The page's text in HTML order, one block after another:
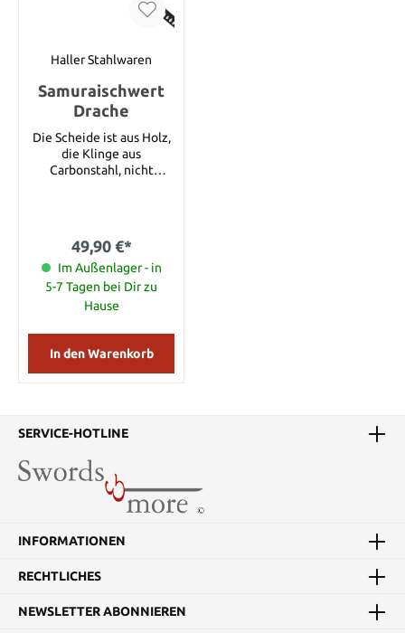
Haller Stahlwaren
Samuraischwert
Drache
Die Scheide ist aus Holz,
die Klinge aus
Carbonstahl, nicht
49,90 €*
Im Außenlager - in
5-7 Tagen bei Dir zu
Hause
In den Warenkorb
SERVICE-HOTLINE
INFORMATIONEN
RECHTLICHES
NEWSLETTER ABONNIEREN